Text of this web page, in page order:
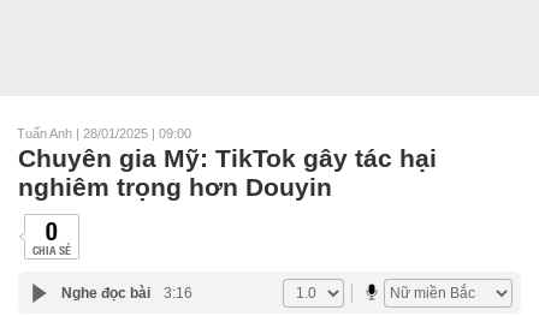
Tuấn Anh | 28/01/2025 | 09:00
Chuyên gia Mỹ: TikTok gây tác hại
nghiêm trọng hơn Douyin
0
CHIA SẺ
Nghe đọc bài 3:16